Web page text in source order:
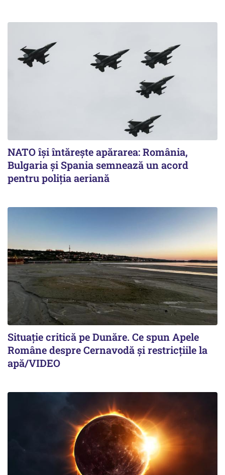
NATO își întărește apărarea: România,
Bulgaria și Spania semnează un acord
pentru poliția aeriană
Situație critică pe Dunăre. Ce spun Apele
Române despre Cernavodă și restricțiile la
apă/VIDEO